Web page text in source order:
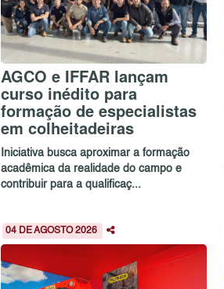
AGCO e IFFAR lançam
curso inédito para
formação de especialistas
em colheitadeiras
Iniciativa busca aproximar a formação
acadêmica da realidade do campo e
contribuir para a qualificaç...
04 DE AGOSTO 2026